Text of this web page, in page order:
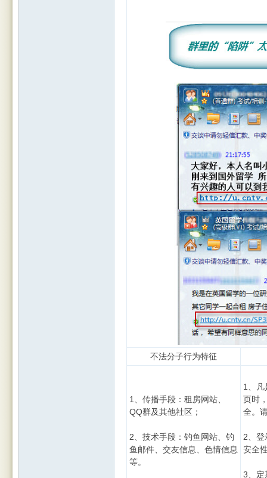
不法分子行为特征
1、传播手段：租房网站、
QQ群及其他社区；
2、技术手段：钓鱼网站、钓
鱼邮件、交友信息、色情信息
等。
1、凡
页时
全。
2、登
安全
3、定